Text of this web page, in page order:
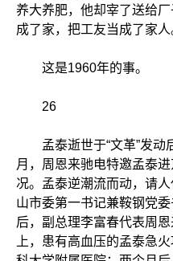
养大养肥，他却宰了送给
成了家，把工友当成了家人
这是1960年的事。
26
孟泰逝世于“文革”发动
月，周恩来驰电特邀孟泰
况。孟泰逆潮流而动，请
山市委第一书记兼鞍钢党委
后，副总理李富春代表周
上，患有高血压的孟泰急